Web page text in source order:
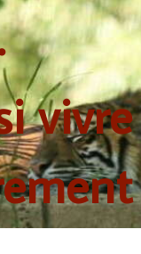
vivre